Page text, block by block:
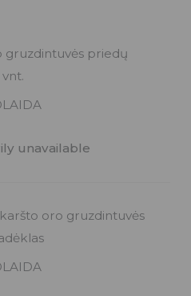
gruzdintuvės priedų
vnt.
unavailable
oro gruzdintuvės